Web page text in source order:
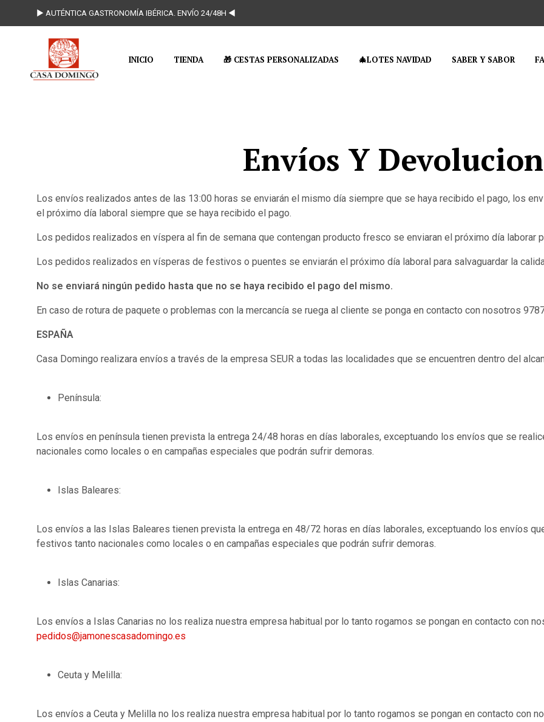
► AUTÉNTICA GASTRONOMÍA IBÉRICA. ENVÍO 24/48H ◄
INICIO TIENDA 🎁 CESTAS PERSONALIZADAS 🎄LOTES NAVIDAD SABER Y SABOR
Envíos Y
Los envíos realizados antes de las 13:00 horas se enviarán el mismo día siempre que se haya recibido el pago, los
el próximo día laboral siempre que se haya recibido el pago.
Los pedidos realizados en víspera al fin de semana que contengan producto fresco se enviaran el próximo día laborar
Los pedidos realizados en vísperas de festivos o puentes se enviarán el próximo día laboral para salvaguardar la
No se enviará ningún pedido hasta que no se haya recibido el pago del mismo.
En caso de rotura de paquete o problemas con la mercancía se ruega al cliente se ponga en contacto con nosotros
ESPAÑA
Casa Domingo realizara envíos a través de la empresa SEUR a todas las localidades que se encuentren dentro del
Península:
Los envíos en península tienen prevista la entrega 24/48 horas en días laborales, exceptuando los envíos que se
nacionales como locales o en campañas especiales que podrán sufrir demoras.
Islas Baleares:
Los envíos a las Islas Baleares tienen prevista la entrega en 48/72 horas en días laborales, exceptuando los envíos
festivos tanto nacionales como locales o en campañas especiales que podrán sufrir demoras.
Islas Canarias:
Los envíos a Islas Canarias no los realiza nuestra empresa habitual por lo tanto rogamos se pongan en contacto con
pedidos@jamonescasadomingo.es
Ceuta y Melilla:
Los envíos a Ceuta y Melilla no los realiza nuestra empresa habitual por lo tanto rogamos se pongan en contacto con